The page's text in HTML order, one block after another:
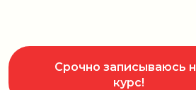
Срочно записываюсь
курс!